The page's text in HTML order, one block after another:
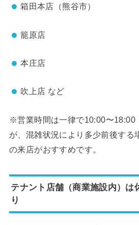
箱田本店（熊谷市）
籠原店
本庄店
吹上店 など
※営業時間は一律で10:00〜18:00
が、混雑状況により多少前後する
の来店がおすすめです。
テナント店舗（商業施設内）は
り